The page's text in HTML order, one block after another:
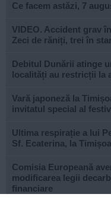
Ce facem astăzi, 7
VIDEO. Accident grav
Zeci de răniți, trei în
Debitul Dunării atinge
localități au restricții la
Vară japoneză la
invitatul special al
Ultima respirație a lui
Sf. Ecaterina, la
Comisia Europeană
modificarea legii
financiare